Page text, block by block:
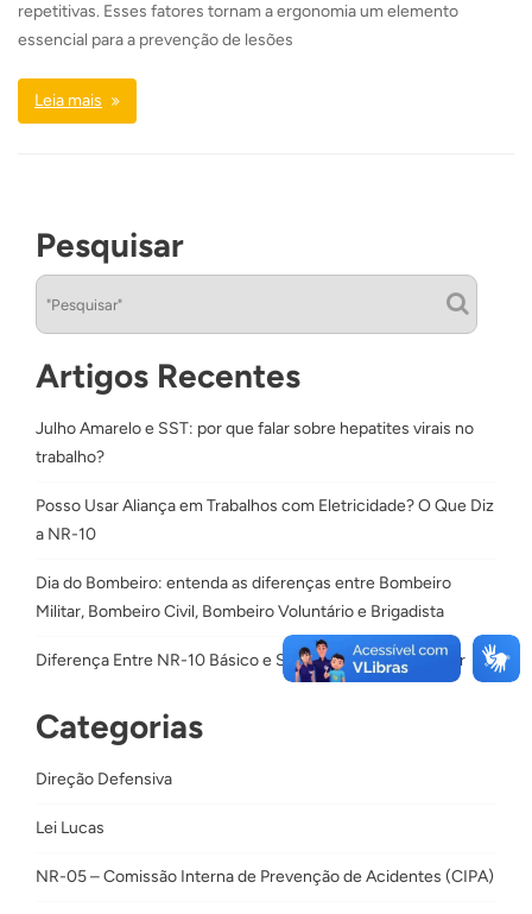
repetitivas. Esses fatores tornam a ergonomia um elemento
essencial para a prevenção de lesões
Leia mais
Pesquisar
Artigos Recentes
Julho Amarelo e SST: por que falar sobre hepatites virais no
trabalho?
Posso Usar Aliança em Trabalhos com Eletricidade? O Que Diz
a NR-10
Dia do Bombeiro: entenda as diferenças entre Bombeiro
Militar, Bombeiro Civil, Bombeiro Voluntário e Brigadista
Diferença Entre NR-10 Básico e SEP: Qual Curso Escolher
Categorias
Direção Defensiva
Lei Lucas
NR-05 – Comissão Interna de Prevenção de Acidentes (CIPA)